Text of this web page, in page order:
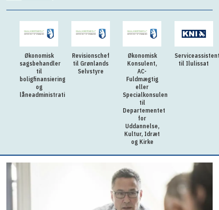
Økonomisk
sagsbehandler
til
boligfinansiering
og
låneadministration
Revisionschef
til Grønlands
Selvstyre
Økonomisk
Konsulent,
AC-
Fuldmægtig
eller
Specialkonsulent
til
Departementet
for
Uddannelse,
Kultur, Idræt
og Kirke
til Ilulissat